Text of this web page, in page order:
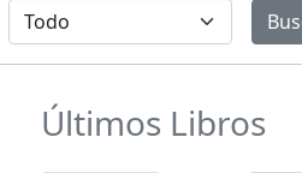
Últimos Libros